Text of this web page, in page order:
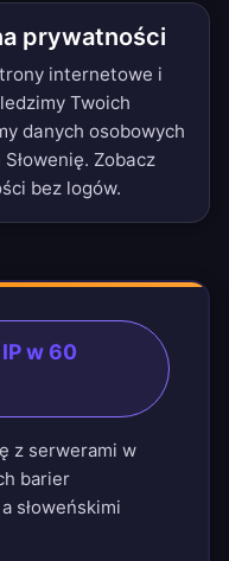
prywatności
internetowe i
Twoich
danych osobowych
Zobacz
bez logów.
w 60
z serwerami w
barier
słoweńskimi